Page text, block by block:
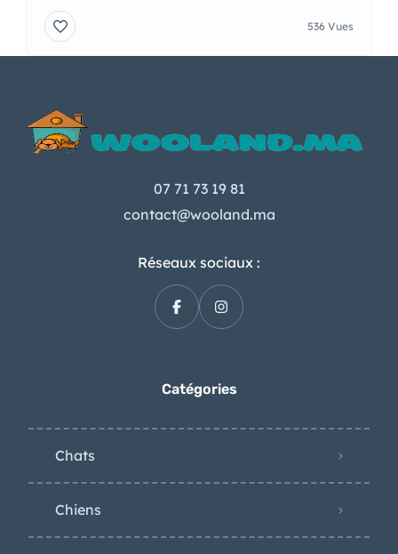
536 Vues
07 71 73 19 81
contact@wooland.ma
Réseaux sociaux :
Catégories
Chats
Chiens